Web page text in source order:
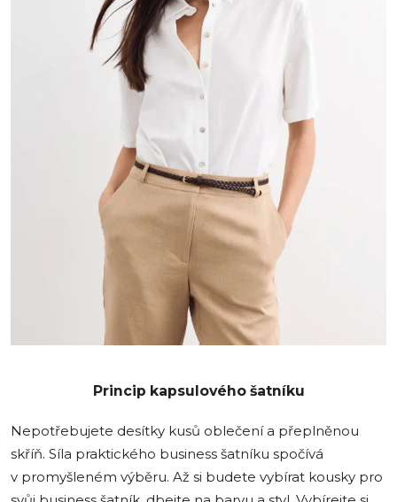
Princip kapsulového šatníku
Nepotřebujete desítky kusů oblečení a přeplněnou
skříň. Síla praktického business šatníku spočívá
v promyšleném výběru. Až si budete vybírat kousky pro